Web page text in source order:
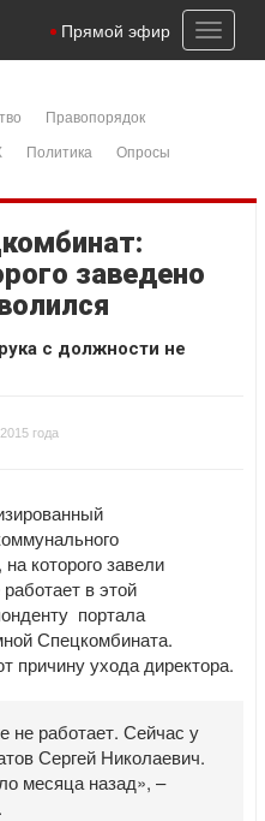
Toggle
Прямой эфир
Правопорядок
Политика
Опросы
заведено
с должности не
года
которого завели
в этой
портала
Спецкомбината.
причину ухода директора.
не работает. Сейчас у
Сергей Николаевич.
месяца назад», –